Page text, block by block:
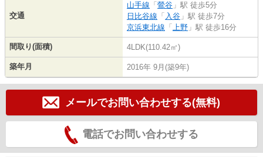
交通
山手線 「 鶯谷 」駅 徒歩5分
日比谷線 「 入谷 」駅 徒歩7分
京浜東北線 「 上野 」駅 徒歩16分
間取り(面積) 4LDK(110.42㎡)
築年月 2016年 9月(築9年)
メールでお問い合わせする(無料)
電話でお問い合わせする